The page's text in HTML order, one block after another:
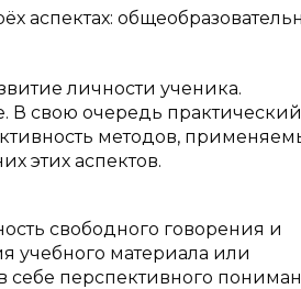
аспектах:
личности ученика.
В свою очередь практический
методов,
этих аспектов.
свободного говорения и
учебного материала или
себе перспективного